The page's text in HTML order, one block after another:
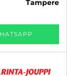
tampere